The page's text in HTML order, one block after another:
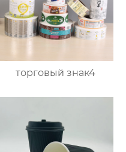
торговый знак4